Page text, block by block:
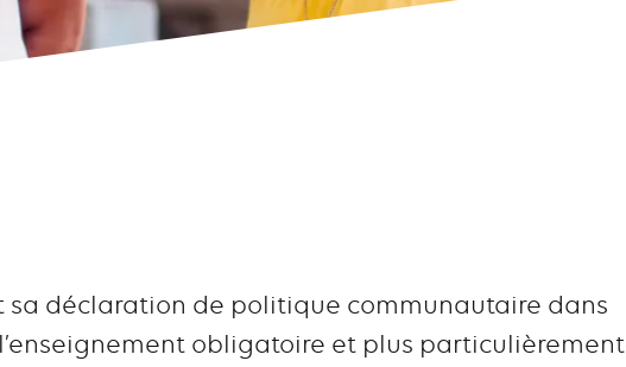
sa déclaration de politique communautaire dans
obligatoire et plus particulièrement